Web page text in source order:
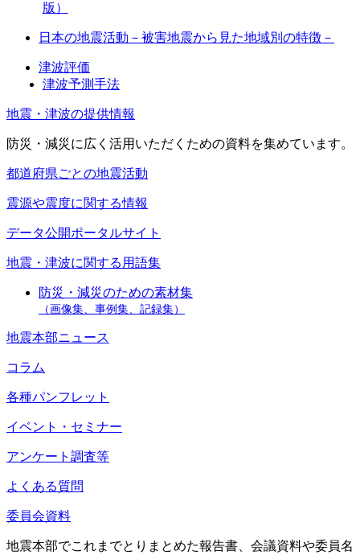
版）
日本の地震活動－被害地震から見た地域別の特徴－
津波評価
津波予測手法
地震・津波の提供情報
防災・減災に広く活用いただくための資料を集めています。
都道府県ごとの地震活動
震源や震度に関する情報
データ公開ポータルサイト
地震・津波に関する用語集
防災・減災のための素材集
（画像集、事例集、記録集）
地震本部ニュース
コラム
各種パンフレット
イベント・セミナー
アンケート調査等
よくある質問
委員会資料
地震本部でこれまでとりまとめた報告書、会議資料や委員名